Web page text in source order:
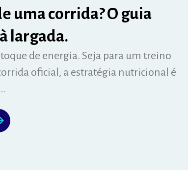
uma corrida? O guia
largada.
de energia. Seja para um treino
oficial, a estratégia nutricional é